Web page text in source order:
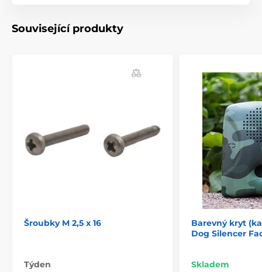
Náhradní díly
Související produkty
Šroubky M 2,5 x 16
Týden
Barevný kryt
Dog Silencer
Skladem